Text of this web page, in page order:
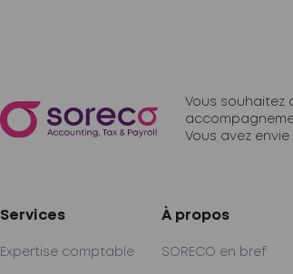
Vous souhaitez
Vous avez
Services
Expertise comptable
À propos
SORECO en bref